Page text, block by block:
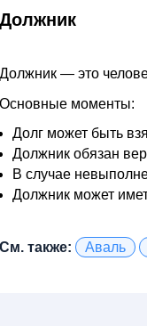
Должник
Должник — это
Основные моменты:
Долг может быть
Должник обязан
В случае
Должник может
См. также: Аваль